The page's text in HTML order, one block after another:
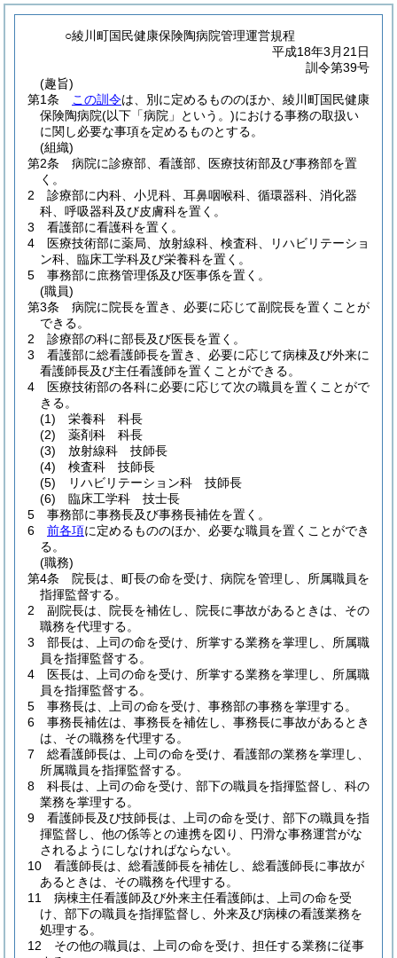
○綾川町国民健康保険陶病院管理運営規程
平成18年3月21日
訓令第39号
(趣旨)
第1条
この訓令は、別に定めるもののほか、綾川町国民健康
保険陶病院(以下「病院」という。)における事務の取扱い
に関し必要な事項を定めるものとする。
(組織)
第2条
病院に診療部、看護部、医療技術部及び事務部を置
く。
2
診療部に内科、小児科、耳鼻咽喉科、循環器科、消化器
科、呼吸器科及び皮膚科を置く。
3
看護部に看護科を置く。
4
医療技術部に薬局、放射線科、検査科、リハビリテーショ
ン科、臨床工学科及び栄養科を置く。
5
事務部に庶務管理係及び医事係を置く。
(職員)
第3条
病院に院長を置き、必要に応じて副院長を置くことが
できる。
2
診療部の科に部長及び医長を置く。
3
看護部に総看護師長を置き、必要に応じて病棟及び外来に
看護師長及び主任看護師を置くことができる。
4
医療技術部の各科に必要に応じて次の職員を置くことがで
きる。
(1)
栄養科 科長
(2)
薬剤科 科長
(3)
放射線科 技師長
(4)
検査科 技師長
(5)
リハビリテーション科 技師長
(6)
臨床工学科 技士長
5
事務部に事務長及び事務長補佐を置く。
6
前各項に定めるもののほか、必要な職員を置くことができ
る。
(職務)
第4条
院長は、町長の命を受け、病院を管理し、所属職員を
指揮監督する。
2
副院長は、院長を補佐し、院長に事故があるときは、その
職務を代理する。
3
部長は、上司の命を受け、所掌する業務を掌理し、所属職
員を指揮監督する。
4
医長は、上司の命を受け、所掌する業務を掌理し、所属職
員を指揮監督する。
5
事務長は、上司の命を受け、事務部の事務を掌理する。
6
事務長補佐は、事務長を補佐し、事務長に事故があるとき
は、その職務を代理する。
7
総看護師長は、上司の命を受け、看護部の業務を掌理し、
所属職員を指揮監督する。
8
科長は、上司の命を受け、部下の職員を指揮監督し、科の
業務を掌理する。
9
看護師長及び技師長は、上司の命を受け、部下の職員を指
揮監督し、他の係等との連携を図り、円滑な事務運営がな
されるようにしなければならない。
10
看護師長は、総看護師長を補佐し、総看護師長に事故が
あるときは、その職務を代理する。
11
病棟主任看護師及び外来主任看護師は、上司の命を受
け、部下の職員を指揮監督し、外来及び病棟の看護業務を
処理する。
12
その他の職員は、上司の命を受け、担任する業務に従事